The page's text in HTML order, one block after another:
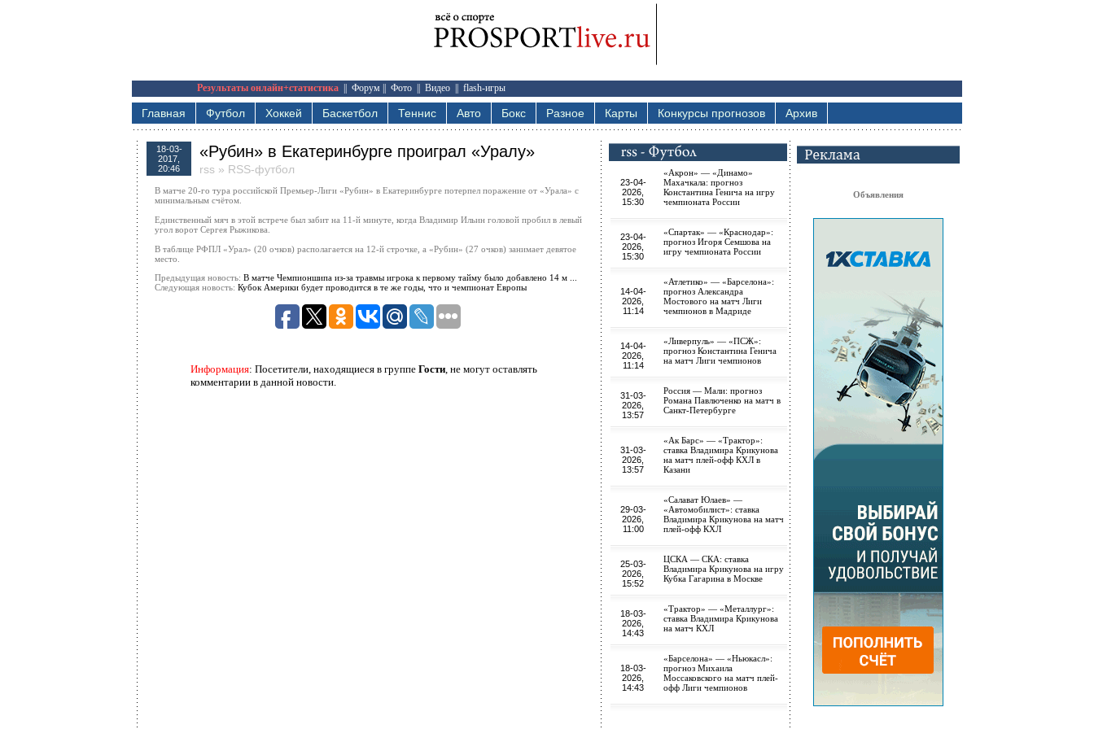
Результаты онлайн+статистика Форум Фото Видео flash-игры
Главная Футбол Хоккей Баскетбол Теннис Авто Бокс Разное Карты Конкурсы прогнозов Архив
18-03-
2017,
20:46
«Рубин» в Екатеринбурге проиграл «Уралу»
rss » RSS-футбол
В матче 20-го тура российской Премьер-Лиги «Рубин» в Екатеринбурге потерпел поражение от «Урала» с
минимальным счётом.
Единственный мяч в этой встрече был забит на 11-й минуте, когда Владимир Ильин головой пробил в левый
угол ворот Сергея Рыжикова.
В таблице РФПЛ «Урал» (20 очков) располагается на 12-й строчке, а «Рубин» (27 очков) занимает девятое
место.
Предыдущая новость: В матче Чемпионшипа из-за травмы игрока к первому тайму было добавлено 14 м ...
Следующая новость: Кубок Америки будет проводится в те же годы, что и чемпионат Европы
Информация: Посетители, находящиеся в группе Гости, не могут оставлять
комментарии в данной новости.
23-04-
2026,
15:30
«Акрон» — «Динамо»
Махачкала: прогноз
Константина Генича на игру
чемпионата России
23-04-
2026,
15:30
«Спартак» — «Краснодар»:
прогноз Игоря Семшова на
игру чемпионата России
14-04-
2026,
11:14
«Атлетико» — «Барселона»:
прогноз Александра
Мостового на матч Лиги
чемпионов в Мадриде
14-04-
2026,
11:14
«Ливерпуль» — «ПСЖ»:
прогноз Константина Генича
на матч Лиги чемпионов
31-03-
2026,
13:57
Россия — Мали: прогноз
Романа Павлюченко на матч в
Санкт-Петербурге
31-03-
2026,
13:57
«Ак Барс» — «Трактор»:
ставка Владимира Крикунова
на матч плей-офф КХЛ в
Казани
29-03-
2026,
11:00
«Салават Юлаев» —
«Автомобилист»: ставка
Владимира Крикунова на матч
плей-офф КХЛ
25-03-
2026,
15:52
ЦСКА — СКА: ставка
Владимира Крикунова на игру
Кубка Гагарина в Москве
18-03-
2026,
14:43
«Трактор» — «Металлург»:
ставка Владимира Крикунова
на матч КХЛ
18-03-
2026,
14:43
«Барселона» — «Ньюкасл»:
прогноз Михаила
Моссаковского на матч плей-
офф Лиги чемпионов
Объявления